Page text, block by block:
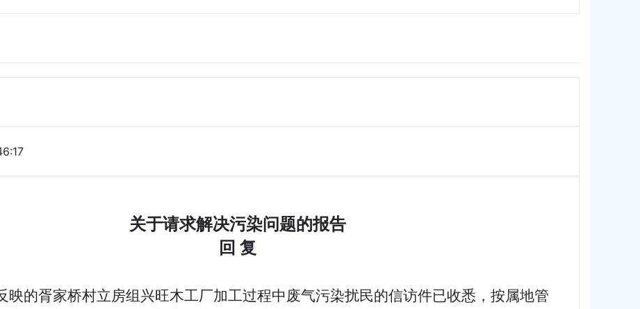
关于请求解决污染问题的报告
回 复
映的胥家桥村立房组兴旺木工厂加工过程中废气污染扰民的信访件已收悉， 按属地管